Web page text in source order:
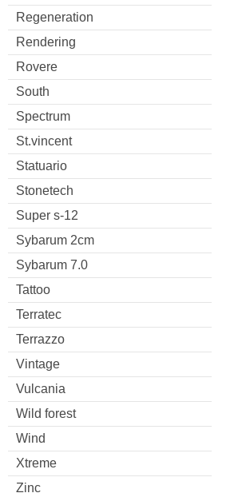
Regeneration
Rendering
Rovere
South
Spectrum
St.vincent
Statuario
Stonetech
Super s-12
Sybarum 2cm
Sybarum 7.0
Tattoo
Terratec
Terrazzo
Vintage
Vulcania
Wild forest
Wind
Xtreme
Zinc